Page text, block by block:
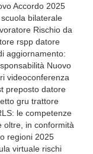
Accordo 2025
bilaterale
Rischio da
rspp datore
aggiornamento:
Nuovo
videoconferenza
preposto datore
gru trattore
le competenze
oltre, in conformità
regioni 2025
virtuale rischi